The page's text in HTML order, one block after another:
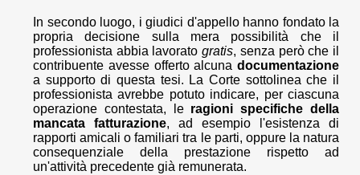
In secondo luogo, i giudici d'appello hanno fondato la
propria decisione sulla mera possibilità che il
professionista abbia lavoratogratis, senza però che il
contribuente avesse offerto alcuna documentazione
a supporto di questa tesi. La Corte sottolinea che il
professionista avrebbe potuto indicare, per ciascuna
operazione contestata, le ragioni specifiche della
mancata fatturazione, ad esempio l'esistenza di
rapporti amicali o familiari tra le parti, oppure la natura
consequenziale della prestazione rispetto ad
un'attività precedente già remunerata.